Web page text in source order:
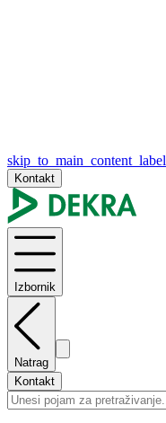
skip_to_main_content_label
Kontakt
Izbornik
Natrag
Kontakt